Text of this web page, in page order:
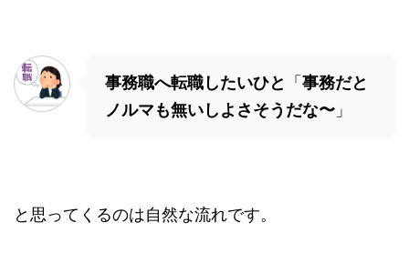
事務職へ転職したいひと 「 事務だと
ノルマも無いしよさそうだな〜 」
と思ってくるのは自然な流れです。